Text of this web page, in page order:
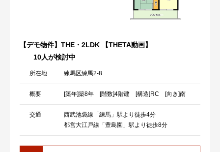
【デモ物件】THE・2LDK 【THETA動画】
10人が検討中
所在地 練馬区練馬2-8
概要 [築年]築8年 [階数]4階建 [構造]RC [向き]南
交通
西武池袋線「練馬」駅より徒歩4分
都営大江戸線「豊島園」駅より徒歩8分